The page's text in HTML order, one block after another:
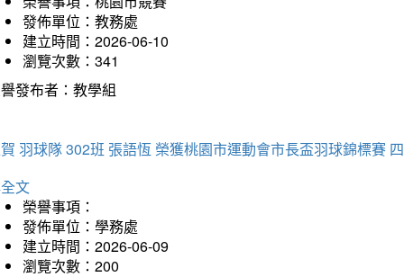
發佈單位：教務處
建立時間：2026-06-10
瀏覽次數：341
發布者：教學組
羽球隊 302班 張語恆 榮獲桃園市運動會市長盃羽球錦標賽
文
榮譽事項：
發佈單位：學務處
建立時間：2026-06-09
瀏覽次數：200